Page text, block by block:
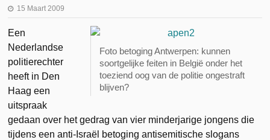
15 Maart 2009
Foto betoging Antwerpen: kunnen
soortgelijke feiten in België onder het
toeziend oog van de politie ongestraft
blijven?
Een
Nederlandse
politierechter
heeft in Den
Haag een
uitspraak
gedaan over het gedrag van vier minderjarige jongens die
tijdens een anti-Israël betoging antisemitische slogans